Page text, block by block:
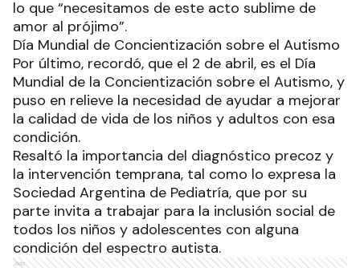
lo que “necesitamos de este acto sublime de
amor al prójimo”.
Día Mundial de Concientización sobre el Autismo
Por último, recordó, que el 2 de abril, es el Día
Mundial de la Concientización sobre el Autismo, y
puso en relieve la necesidad de ayudar a mejorar
la calidad de vida de los niños y adultos con esa
condición.
Resaltó la importancia del diagnóstico precoz y
la intervención temprana, tal como lo expresa la
Sociedad Argentina de Pediatría, que por su
parte invita a trabajar para la inclusión social de
todos los niños y adolescentes con alguna
condición del espectro autista.
Ads